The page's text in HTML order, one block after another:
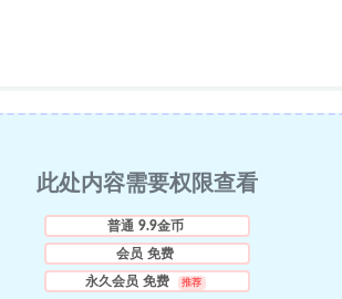
此处内容需要权限查看
普通 9.9金币
会员 免费
永久会员 免费 推荐